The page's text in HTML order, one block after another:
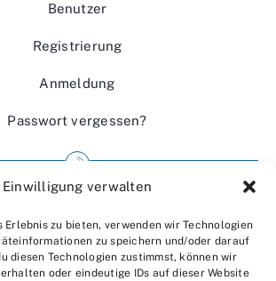
Einwilligung verwalten
Erlebnis zu bieten, verwenden wir Technologien
zu speichern und/oder darauf
diesen Technologien zustimmst, können wir
oder eindeutige IDs auf dieser Website
Benutzer
Registrierung
Anmeldung
Passwort vergessen?
Wir über uns
Kontakt